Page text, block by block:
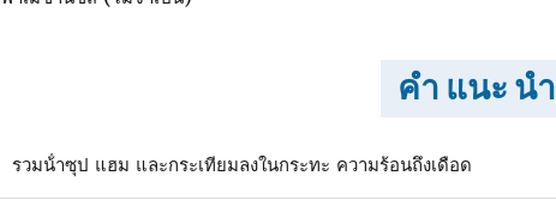
คำ แนะ นำ
รวมน้ําซุป แฮม และกระเทียมลงในกระทะ ความร้อนถึงเดือด